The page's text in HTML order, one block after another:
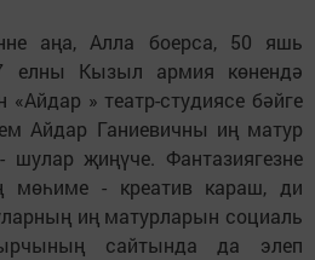
аңа, Алла боерса, 50 яшь
елны Кызыл армия көнендә
«Айдар » театр-студиясе бәйге
Айдар Ганиевичны иң матур
шулар җиңүче. Фантазиягезне
мөһиме - креатив караш, ди
иң матурларын социаль
сайтында да элеп